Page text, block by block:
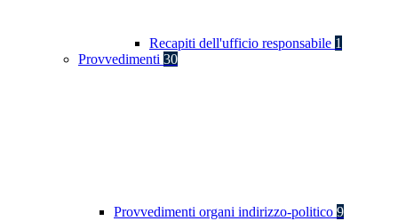
Recapiti dell'ufficio responsabile 1
Provvedimenti 30
Provvedimenti organi indirizzo-politico 9